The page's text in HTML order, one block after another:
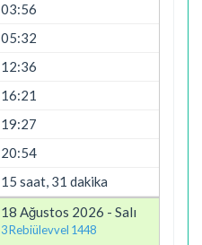
03:56
05:32
12:36
16:21
19:27
20:54
15 saat, 31 dakika
18 Ağustos 2026 - Salı
3 Rebiülevvel 1448